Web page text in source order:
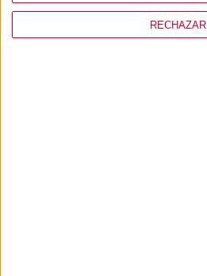
RECHAZAR